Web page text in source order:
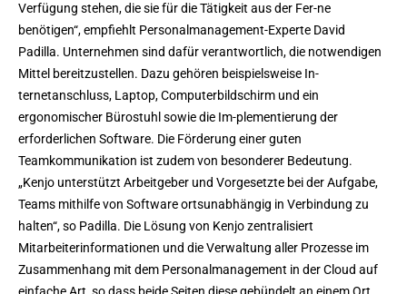
Verfügung stehen, die sie für die Tätigkeit aus der Fer-ne
benötigen“, empfiehlt Personalmanagement-Experte David
Padilla. Unternehmen sind dafür verantwortlich, die notwendigen
Mittel bereitzustellen. Dazu gehören beispielsweise In-
ternetanschluss, Laptop, Computerbildschirm und ein
ergonomischer Bürostuhl sowie die Im-plementierung der
erforderlichen Software. Die Förderung einer guten
Teamkommunikation ist zudem von besonderer Bedeutung.
„Kenjo unterstützt Arbeitgeber und Vorgesetzte bei der Aufgabe,
Teams mithilfe von Software ortsunabhängig in Verbindung zu
halten“, so Padilla. Die Lösung von Kenjo zentralisiert
Mitarbeiterinformationen und die Verwaltung aller Prozesse im
Zusammenhang mit dem Personalmanagement in der Cloud auf